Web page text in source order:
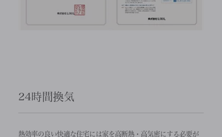
24時間換気
熱効率の良い快適な住宅には家を高断熱・高気密にする必要が